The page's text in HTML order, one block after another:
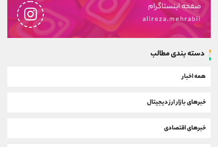
صفحه اینستاگرام
alireza.mehrabii
دسته بندی مطالب
همه اخبار
خبرهای بازار ارز دیجیتال
خبرهای اقتصادی